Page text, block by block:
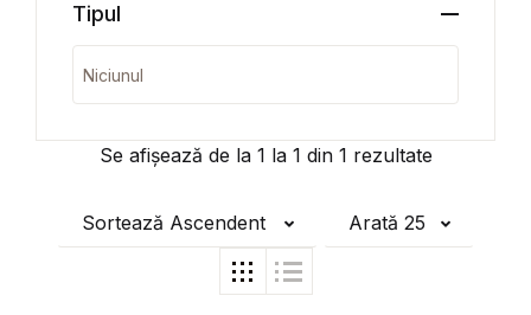
Se afișează de la 1 la 1 din 1 rezultate
Sortează Ascendent Arată 25
Tipul